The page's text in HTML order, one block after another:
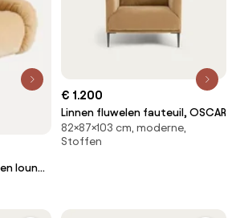
lounge
€ 1.200
Linnen fluwelen fauteuil, OSCAR
82×87×103 cm, moderne,
Stoffen